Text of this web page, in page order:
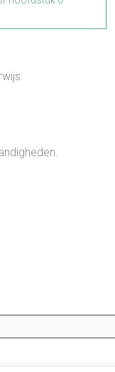
op vragen die zij